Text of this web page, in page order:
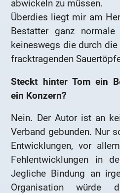
abwickeln zu müssen.
Überdies liegt mir am
Bestatter ganz
keineswegs die durch
fracktragenden
Steckt hinter Tom ein
ein Konzern?
Nein. Der Autor ist an
Verband gebunden. Nur
Entwicklungen, vor
Fehlentwicklungen in
Jegliche Bindung an
Organisation würde